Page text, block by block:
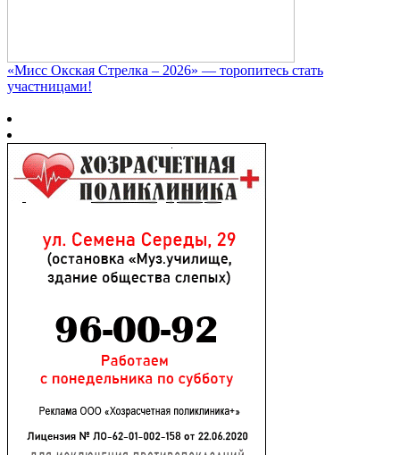
«Мисс Окская Стрелка – 2026» — торопитесь стать
участницами!